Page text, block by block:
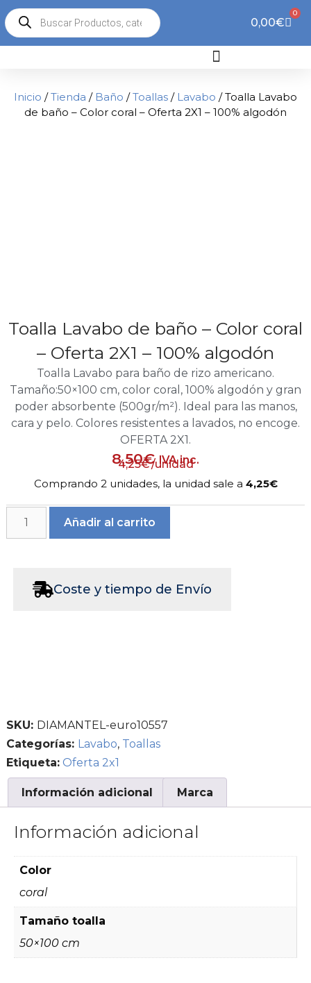
0,00€
0
Inicio /Tienda / Baño /Toallas / Lavabo / Toalla Lavabo
de baño – Color coral – Oferta 2X1 – 100% algodón
Toalla Lavabo de baño – Color coral
– Oferta 2X1 – 100% algodón
Toalla Lavabo para baño de rizo americano.
Tamaño:50×100 cm, color coral, 100% algodón y gran
poder absorbente (500gr/m²). Ideal para las manos,
cara y pelo. Colores resistentes a lavados, no encoge.
OFERTA 2X1.
8,50€ IVA inc.
4,25€/unidad
Comprando 2 unidades, la unidad sale a 4,25€
Añadir al carrito
Coste y tiempo de Envío
SKU: DIAMANTEL-euro10557
Categorías: Lavabo, Toallas
Etiqueta: Oferta 2x1
Información adicional Marca
Información adicional
Color
coral
Tamaño toalla
50×100 cm